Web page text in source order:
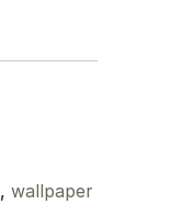
, wallpaper